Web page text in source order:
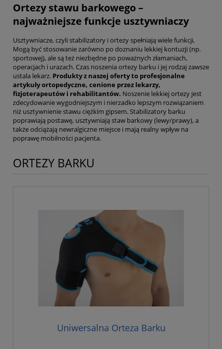
Ortezy stawu barkowego –
najważniejsze funkcje usztywniaczy
Usztywniacze, czyli stabilizatory i ortezy spełniają wiele funkcji,
Mogą być stosowanie zarówno po doznaniu lekkiej kontuzji (np.
sportowej), ale są też niezbędne po poważnych złamaniach,
operacjach i urazach. Czas noszenia ortezy barku i jej rodzaj zawsze
ustala lekarz. Produkty z naszej oferty to profesjonalne
artykuły ortopedyczne, cenione przez lekarzy,
fizjoterapeutów i rehabilitantów. Noszenie lekkiej ortezy jest
zdecydowanie wygodniejszym i nierzadko lepszym rozwiązaniem
niż usztywnienie stawu ciężkim gipsem. Stabilizatory barku
poprawiają postawę, usztywniają staw barkowy (lewy/prawy), a
także odciążają newralgiczne miejsce i mają realny wpływ na
poprawę mobilności pacjenta.
ORTEZY BARKU
Uniwersalna Orteza Barku